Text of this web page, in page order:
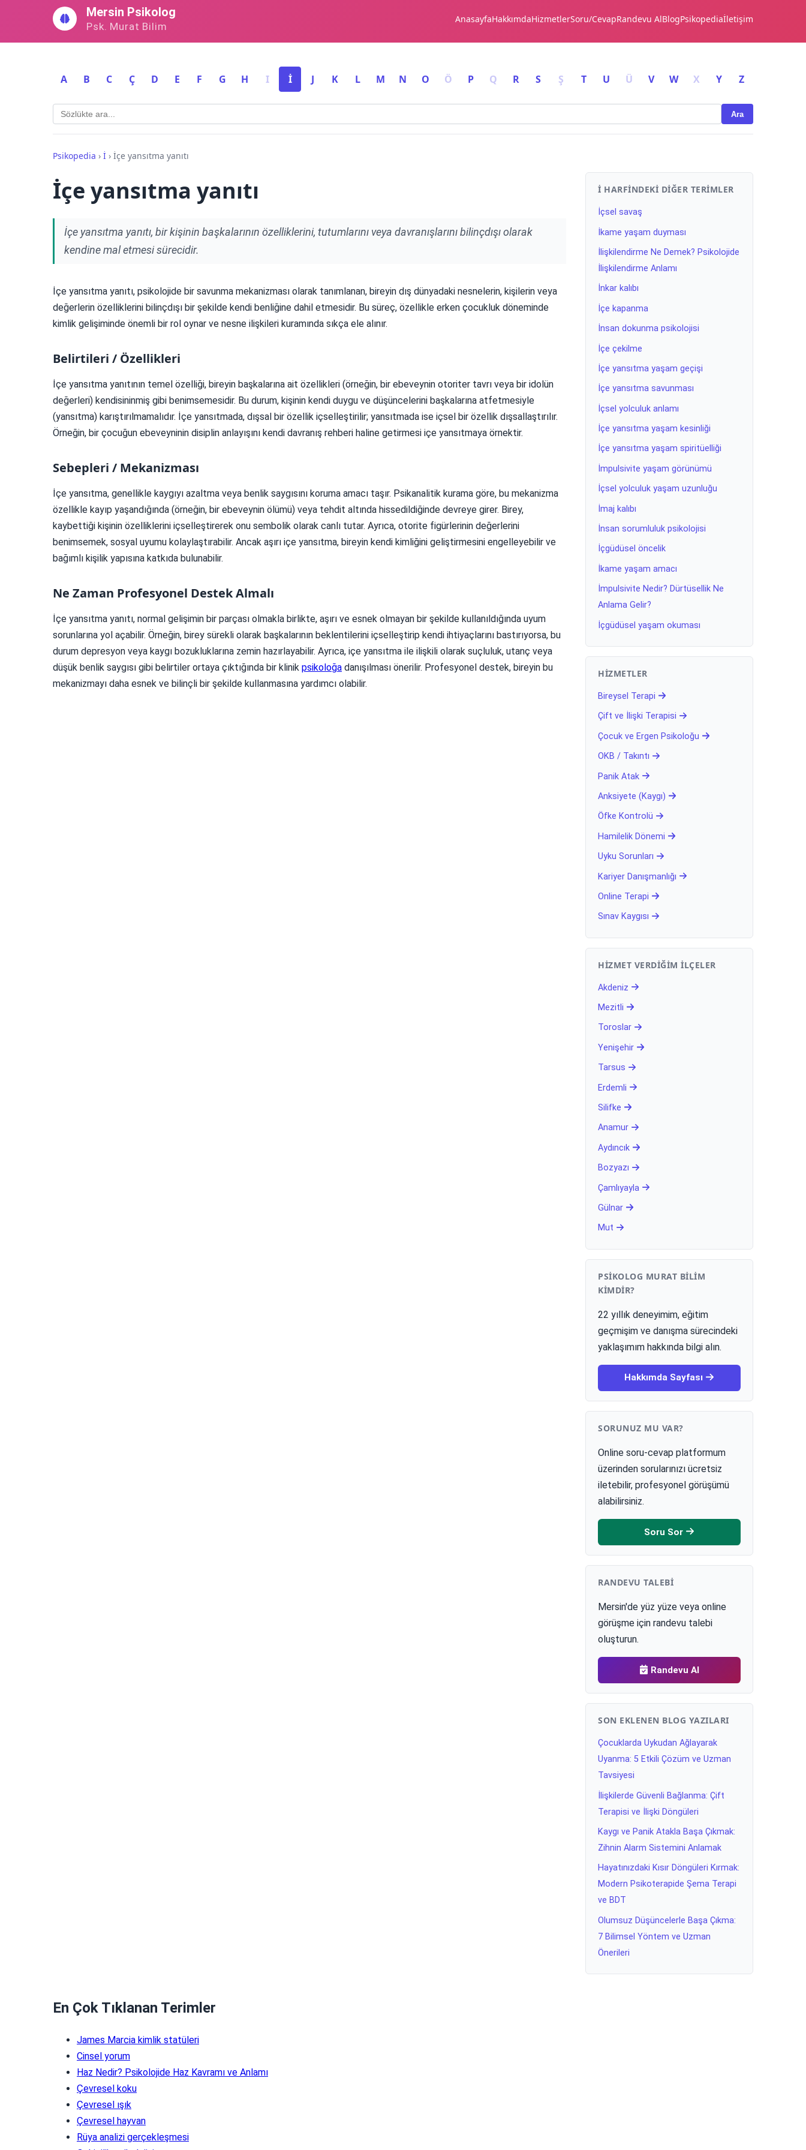
Mersin Psikolog
Psk. Murat Bilim
AnasayfaHakkımdaHizmetlerSoru/CevapRandevu AlBlogPsikopediaİletişim
A B C Ç D E F G H I İ J K L M N O Ö P Q R S Ş T U Ü V W X Y Z
Ara
Psikopedia › İ › İçe yansıtma yanıtı
İçe yansıtma yanıtı
İçe yansıtma yanıtı, bir kişinin başkalarının özelliklerini, tutumlarını veya davranışlarını bilinçdışı olarak
kendine mal etmesi sürecidir.
İçe yansıtma yanıtı, psikolojide bir savunma mekanizması olarak tanımlanan, bireyin dış dünyadaki nesnelerin, kişilerin veya
değerlerin özelliklerini bilinçdışı bir şekilde kendi benliğine dahil etmesidir. Bu süreç, özellikle erken çocukluk döneminde
kimlik gelişiminde önemli bir rol oynar ve nesne ilişkileri kuramında sıkça ele alınır.
Belirtileri / Özellikleri
İçe yansıtma yanıtının temel özelliği, bireyin başkalarına ait özellikleri (örneğin, bir ebeveynin otoriter tavrı veya bir idolün
değerleri) kendisininmiş gibi benimsemesidir. Bu durum, kişinin kendi duygu ve düşüncelerini başkalarına atfetmesiyle
(yansıtma) karıştırılmamalıdır. İçe yansıtmada, dışsal bir özellik içselleştirilir; yansıtmada ise içsel bir özellik dışsallaştırılır.
Örneğin, bir çocuğun ebeveyninin disiplin anlayışını kendi davranış rehberi haline getirmesi içe yansıtmaya örnektir.
Sebepleri / Mekanizması
İçe yansıtma, genellikle kaygıyı azaltma veya benlik saygısını koruma amacı taşır. Psikanalitik kurama göre, bu mekanizma
özellikle kayıp yaşandığında (örneğin, bir ebeveynin ölümü) veya tehdit altında hissedildiğinde devreye girer. Birey,
kaybettiği kişinin özelliklerini içselleştirerek onu sembolik olarak canlı tutar. Ayrıca, otorite figürlerinin değerlerini
benimsemek, sosyal uyumu kolaylaştırabilir. Ancak aşırı içe yansıtma, bireyin kendi kimliğini geliştirmesini engelleyebilir ve
bağımlı kişilik yapısına katkıda bulunabilir.
Ne Zaman Profesyonel Destek Almalı
İçe yansıtma yanıtı, normal gelişimin bir parçası olmakla birlikte, aşırı ve esnek olmayan bir şekilde kullanıldığında uyum
sorunlarına yol açabilir. Örneğin, birey sürekli olarak başkalarının beklentilerini içselleştirip kendi ihtiyaçlarını bastırıyorsa, bu
durum depresyon veya kaygı bozukluklarına zemin hazırlayabilir. Ayrıca, içe yansıtma ile ilişkili olarak suçluluk, utanç veya
düşük benlik saygısı gibi belirtiler ortaya çıktığında bir klinik psikoloğa danışılması önerilir. Profesyonel destek, bireyin bu
mekanizmayı daha esnek ve bilinçli bir şekilde kullanmasına yardımcı olabilir.
İ HARFINDEKI DIĞER TERIMLER
İçsel savaş
İkame yaşam duyması
İlişkilendirme Ne Demek? Psikolojide
İlişkilendirme Anlamı
İnkar kalıbı
İçe kapanma
İnsan dokunma psikolojisi
İçe çekilme
İçe yansıtma yaşam geçişi
İçe yansıtma savunması
İçsel yolculuk anlamı
İçe yansıtma yaşam kesinliği
İçe yansıtma yaşam spiritüelliği
İmpulsivite yaşam görünümü
İçsel yolculuk yaşam uzunluğu
İmaj kalıbı
İnsan sorumluluk psikolojisi
İçgüdüsel öncelik
İkame yaşam amacı
İmpulsivite Nedir? Dürtüsellik Ne
Anlama Gelir?
İçgüdüsel yaşam okuması
HIZMETLER
Bireysel Terapi
Çift ve İlişki Terapisi
Çocuk ve Ergen Psikoloğu
OKB / Takıntı
Panik Atak
Anksiyete (Kaygı)
Öfke Kontrolü
Hamilelik Dönemi
Uyku Sorunları
Kariyer Danışmanlığı
Online Terapi
Sınav Kaygısı
HIZMET VERDIĞIM İLÇELER
Akdeniz
Mezitli
Toroslar
Yenişehir
Tarsus
Erdemli
Silifke
Anamur
Aydıncık
Bozyazı
Çamlıyayla
Gülnar
Mut
PSIKOLOG MURAT BILIM
KIMDIR?
22 yıllık deneyimim, eğitim
geçmişim ve danışma sürecindeki
yaklaşımım hakkında bilgi alın.
Hakkımda Sayfası
SORUNUZ MU VAR?
Online soru-cevap platformum
üzerinden sorularınızı ücretsiz
iletebilir, profesyonel görüşümü
alabilirsiniz.
Soru Sor
RANDEVU TALEBI
Mersin'de yüz yüze veya online
görüşme için randevu talebi
oluşturun.
Randevu Al
SON EKLENEN BLOG YAZILARI
Çocuklarda Uykudan Ağlayarak
Uyanma: 5 Etkili Çözüm ve Uzman
Tavsiyesi
İlişkilerde Güvenli Bağlanma: Çift
Terapisi ve İlişki Döngüleri
Kaygı ve Panik Atakla Başa Çıkmak:
Zihnin Alarm Sistemini Anlamak
Hayatınızdaki Kısır Döngüleri Kırmak:
Modern Psikoterapide Şema Terapi
ve BDT
Olumsuz Düşüncelerle Başa Çıkma:
7 Bilimsel Yöntem ve Uzman
Önerileri
En Çok Tıklanan Terimler
James Marcia kimlik statüleri
Cinsel yorum
Haz Nedir? Psikolojide Haz Kavramı ve Anlamı
Çevresel koku
Çevresel ışık
Çevresel hayvan
Rüya analizi gerçekleşmesi